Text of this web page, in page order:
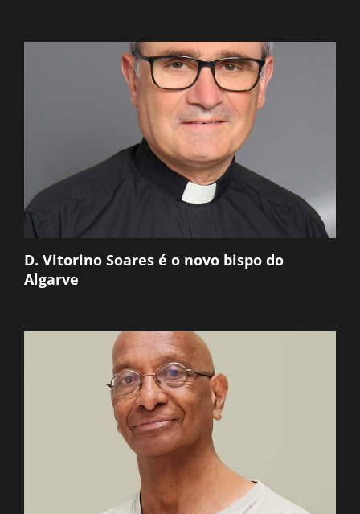
D. Vitorino Soares é o novo bispo do
Algarve